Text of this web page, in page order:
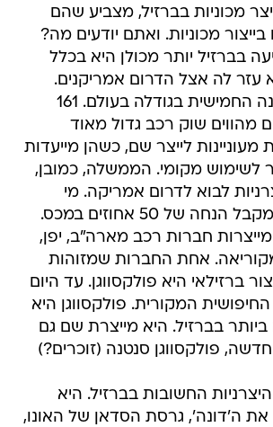
מכוניות בברזיל, מצביע שהם
מכוניות. ואתם יודעים מה?
בברזיל יותר מכולן היא בכלל
עזר לה אצל הדרום אמריקנים.
ברזיל היא המדינה החמישית בגודלה בעולם. 161
מהווים שוק רכב גדול מאוד
מעוניינות לייצר שם, כשהן מייעדות
לשימוש מקומי. הממשלה, כמובן,
לבוא לדרום אמריקה. מי
של 50 אחוזים במכס.
חברות רכב מארה"ב, יפן,
אחת החברות שמזוהות
ברזילאי היא פולקסווגן. עד היום
המקורית. פולקסווגן היא
ביותר בברזיל. היא מייצרת שם גם
פולקסווגן סנטנה (זוכרים?)
החשובות בברזיל. היא
ה'דונה', גרסת הסדאן של האונו,